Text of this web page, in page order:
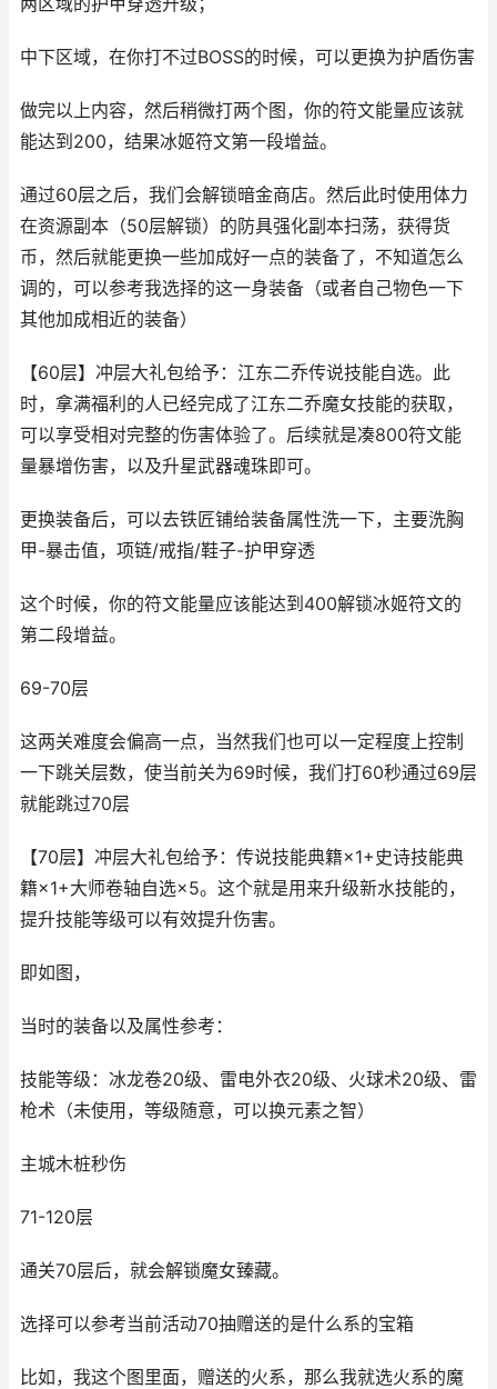
中下区域，在你打不过BOSS的时候，可以更换为护盾伤害
做完以上内容，然后稍微打两个图，你的符文能量应该就
能达到200，结果冰姬符文第一段增益。
通过60层之后，我们会解锁暗金商店。然后此时使用体力
在资源副本（50层解锁）的防具强化副本扫荡，获得货
币，然后就能更换一些加成好一点的装备了，不知道怎么
调的，可以参考我选择的这一身装备（或者自己物色一下
其他加成相近的装备）
【60层】冲层大礼包给予：江东二乔传说技能自选。此
时，拿满福利的人已经完成了江东二乔魔女技能的获取，
可以享受相对完整的伤害体验了。后续就是凑800符文能
量暴增伤害，以及升星武器魂珠即可。
更换装备后，可以去铁匠铺给装备属性洗一下，主要洗胸
甲-暴击值，项链/戒指/鞋子-护甲穿透
这个时候，你的符文能量应该能达到400解锁冰姬符文的
第二段增益。
69-70层
这两关难度会偏高一点，当然我们也可以一定程度上控制
一下跳关层数，使当前关为69时候，我们打60秒通过69层
就能跳过70层
【70层】冲层大礼包给予：传说技能典籍×1+史诗技能典
籍×1+大师卷轴自选×5。这个就是用来升级新水技能的，
提升技能等级可以有效提升伤害。
即如图，
当时的装备以及属性参考：
技能等级：冰龙卷20级、雷电外衣20级、火球术20级、雷
枪术（未使用，等级随意，可以换元素之智）
主城木桩秒伤
71-120层
通关70层后，就会解锁魔女臻藏。
选择可以参考当前活动70抽赠送的是什么系的宝箱
比如，我这个图里面，赠送的火系，那么我就选火系的魔